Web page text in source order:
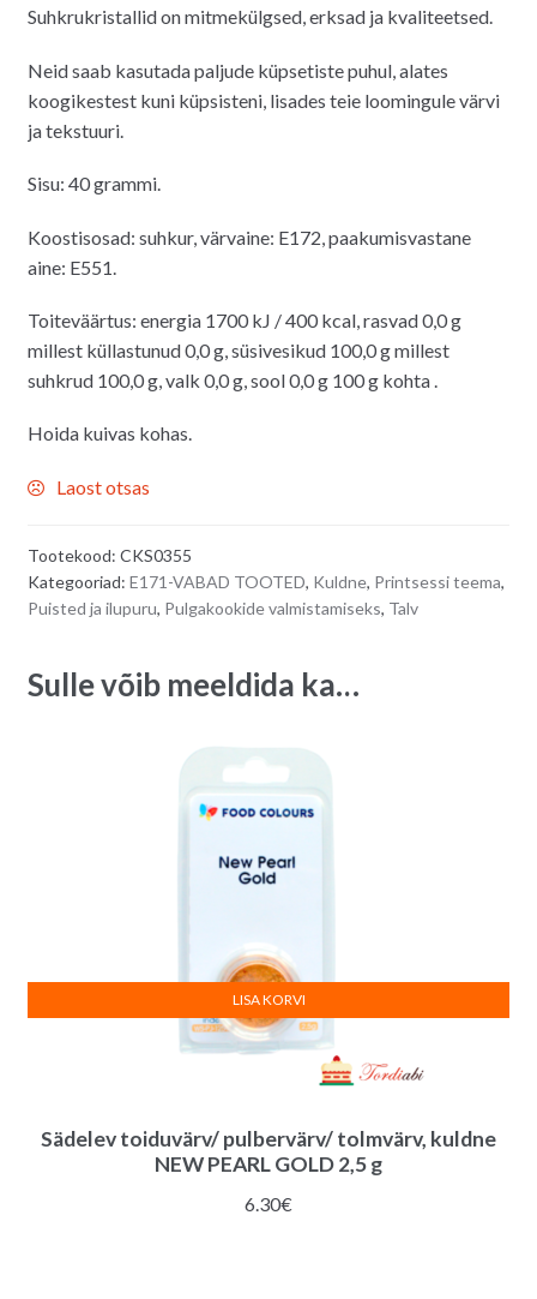
Suhkrukristallid on mitmekülgsed, erksad ja kvaliteetsed.
Neid saab kasutada paljude küpsetiste puhul, alates
koogikestest kuni küpsisteni, lisades teie loomingule värvi
ja tekstuuri.
Sisu: 40 grammi.
Koostisosad: suhkur, värvaine: E172, paakumisvastane
aine: E551.
Toiteväärtus: energia 1700 kJ / 400 kcal, rasvad 0,0 g
millest küllastunud 0,0 g, süsivesikud 100,0 g millest
suhkrud 100,0 g, valk 0,0 g, sool 0,0 g 100 g kohta .
Hoida kuivas kohas.
Laost otsas
Tootekood: CKS0355
Kategooriad: E171-VABAD TOOTED, Kuldne, Printsessi teema,
Puisted ja ilupuru, Pulgakookide valmistamiseks, Talv
Sulle võib meeldida ka…
Sädelev toiduvärv/ pulbervärv/ tolmvärv, kuldne
NEW PEARL GOLD 2,5 g
6.30€
LISA KORVI